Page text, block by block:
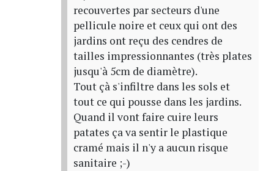
recouvertes par secteurs d'une
pellicule noire et ceux qui ont des
jardins ont reçu des cendres de
tailles impressionnantes (très plates
jusqu'à 5cm de diamètre).
Tout çà s'infiltre dans les sols et
tout ce qui pousse dans les jardins.
Quand il vont faire cuire leurs
patates ça va sentir le plastique
cramé mais il n'y a aucun risque
sanitaire ;-)